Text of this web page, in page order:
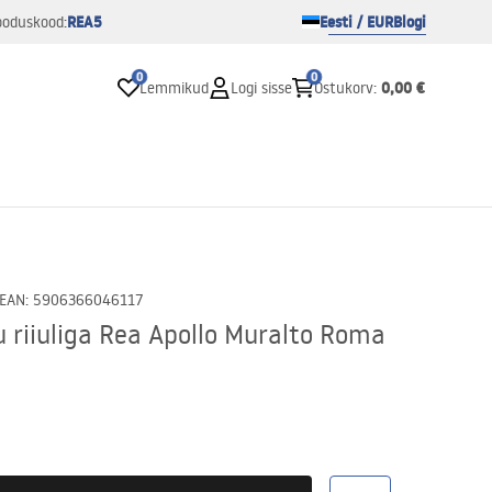
REA5 Eesti / EURBlogi
0
Lemmikud Logi sisse
0
Ostukorv: 0,00 €
EAN: 5906366046117
riiuliga Rea Apollo Muralto Roma